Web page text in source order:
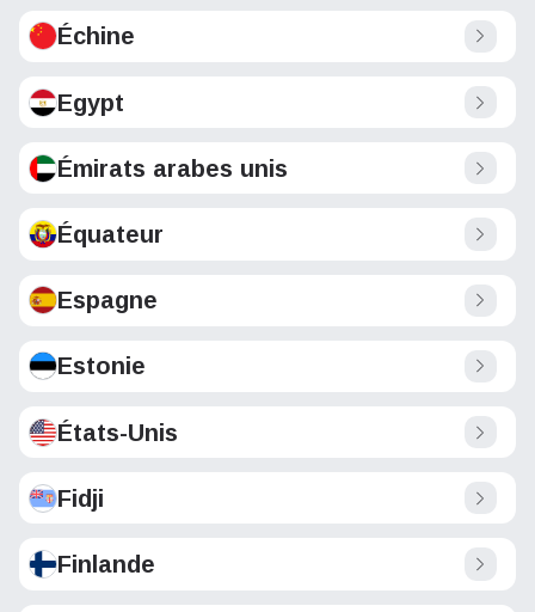
Échine
Egypt
Émirats arabes unis
Équateur
Espagne
Estonie
États-Unis
Fidji
Finlande